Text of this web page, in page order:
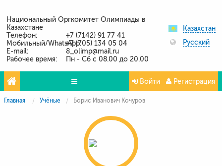
Национальный Оргкомитет Олимпиады в
Казахстане
Телефон:
+7 (7142) 91 77 41
Мобильный/WhatsApp:+7 (705) 134 05 04
E-mail:
8_olimp@mail.ru
Рабочее время:
Пн - Сб с 08.00 до 20.00
Казахстан
Русский
Олимпиады
Войти Регистрация
Главная Учёные Борис Иванович Кочуров